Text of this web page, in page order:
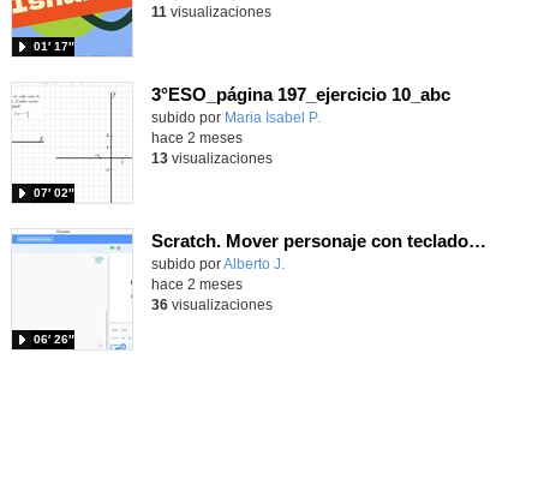
01′ 17″
11 visualizaciones
3°ESO_página 197_ejercicio 10_abc-
Contenido educativo.
subido por Maria Isabel P.
07′ 02″
hace 2 meses
13visualizaciones
Scratch. Mover personaje con teclado del ordenador.
Contenido educativo.
subido porAlberto J.
06′ 26″
hace 2 meses
36visualizaciones